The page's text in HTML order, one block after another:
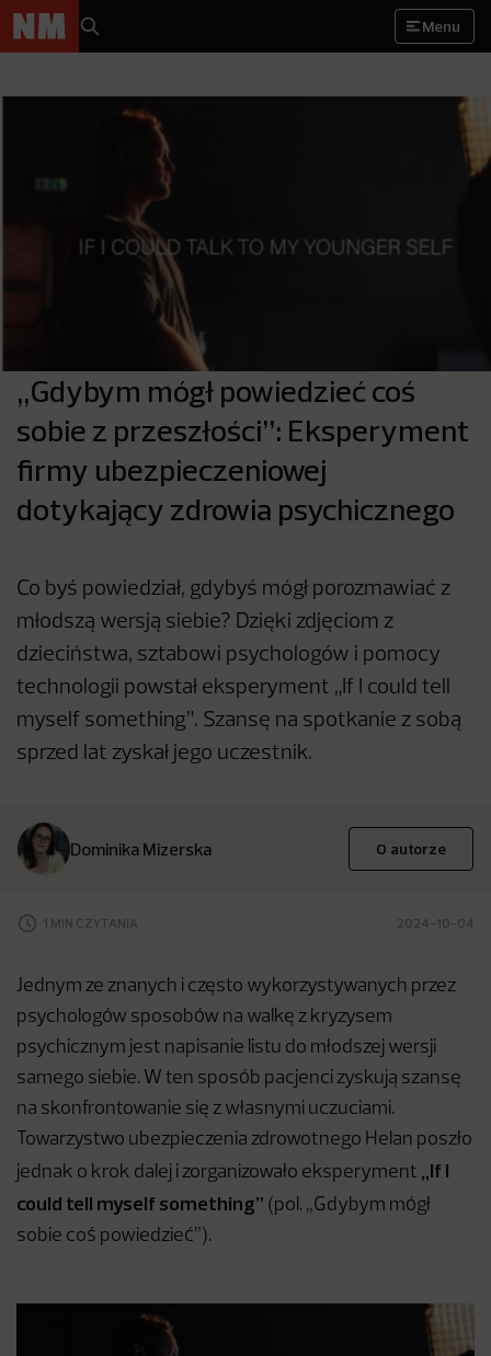
Menu
„Gdybym mógł powiedzieć coś
sobie z przeszłości”: Eksperyment
firmy ubezpieczeniowej
dotykający zdrowia psychicznego
Co byś powiedział, gdybyś mógł porozmawiać z
młodszą wersją siebie? Dzięki zdjęciom z
dzieciństwa, sztabowi psychologów i pomocy
technologii powstał eksperyment „If I could tell
myself something”. Szansę na spotkanie z sobą
sprzed lat zyskał jego uczestnik.
Dominika Mizerska O autorze
1 MIN CZYTANIA 2024-10-04
Jednym ze znanych i często wykorzystywanych przez
psychologów sposobów na walkę z kryzysem
psychicznym jest napisanie listu do młodszej wersji
samego siebie. W ten sposób pacjenci zyskują szansę
na skonfrontowanie się z własnymi uczuciami.
Towarzystwo ubezpieczenia zdrowotnego Helan poszło
jednak o krok dalej i zorganizowało eksperyment „If I
could tell myself something” (pol. „Gdybym mógł
sobie coś powiedzieć”).